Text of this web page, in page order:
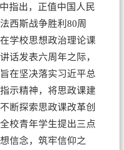
指出，正值中国人民
西斯战争胜利80周
学校思想政治理论课
话发表六周年之际，
在坚决落实习近平总
示精神，将思政课建
断探索思政课改革创
校青年学生提出三点
信念，筑牢信仰之